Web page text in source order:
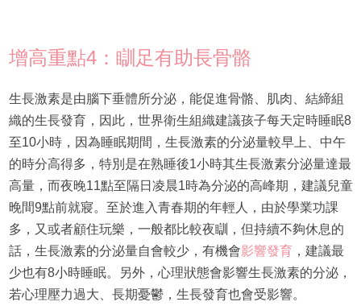
增高重點4：瞓足有助長骨骼
生長激素是由腦下垂體所分泌，能促進骨骼、肌肉、結締組
織的生長發育，因此，世界衛生組織建議孩子每天定時睡眠8
至10小時，因為睡眠期間，生長激素的分泌量較早上、中午
的時分高得多，特別是在熟睡後1小時其生長激素分泌量達最
高量，而夜晚11點至隔日凌晨1時為分泌的高峰期，建議兒童
晚間9點前就寢。至於進入青春期的年輕人，由於學業功課
多，又或者顧住玩樂，一般都比較夜瞓，但持續不夠休息的
話，生長激素的分泌量自會較少，有機會影響發育，建議最
少也有8小時睡眠。另外，心理狀態會影響生長激素的分泌，
若心理壓力過大、長期憂鬱，生長發育也會受影響。